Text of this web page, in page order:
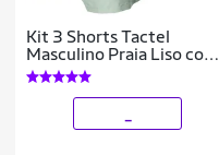
Kit 3 Shorts Tactel
Masculino Praia Liso com
Bolsos Secagem Rápida e
Ajuste